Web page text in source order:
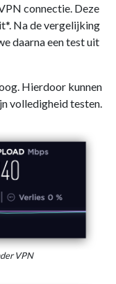
connectie. Deze
Na de vergelijking
daarna een test uit
Hierdoor kunnen
volledigheid testen.
VPN